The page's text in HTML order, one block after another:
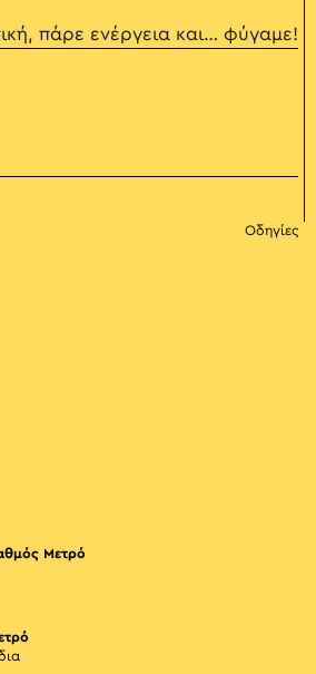
πάρε ενέργεια και… φύγαμε!
Οδηγίες
Μετρό